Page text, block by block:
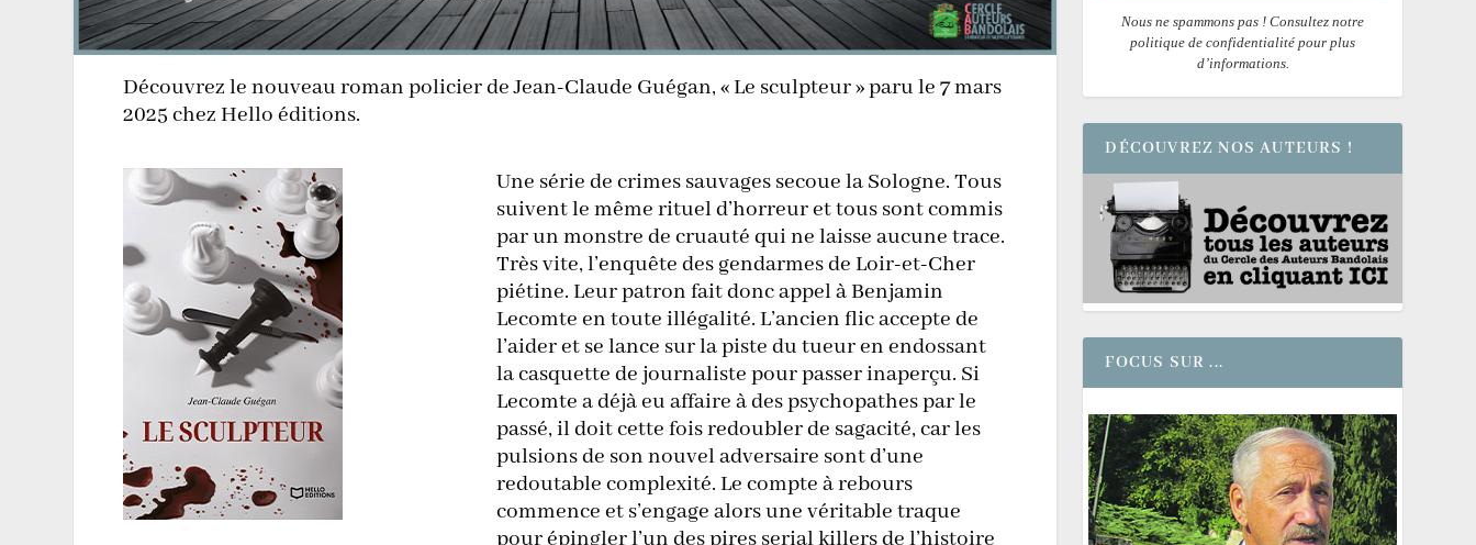
Découvrez le nouveau roman policier de Jean-Claude Guégan, « Le sculpteur » paru le 7 mars
2025 chez Hello éditions.
Une série de crimes sauvages secoue la Sologne. Tous
suivent le même rituel d’horreur et tous sont commis
par un monstre de cruauté qui ne laisse aucune trace.
Très vite, l’enquête des gendarmes de Loir-et-Cher
piétine. Leur patron fait donc appel à Benjamin
Lecomte en toute illégalité. L’ancien flic accepte de
l’aider et se lance sur la piste du tueur en endossant
la casquette de journaliste pour passer inaperçu. Si
Lecomte a déjà eu affaire à des psychopathes par le
passé, il doit cette fois redoubler de sagacité, car les
pulsions de son nouvel adversaire sont d’une
redoutable complexité. Le compte à rebours
commence et s’engage alors une véritable traque
pour épingler l’un des pires serial killers de l’histoire
Nous ne spammons pas ! Consultez notre
politique de confidentialité pour plus
d’informations.
DÉCOUVREZ NOS AUTEURS !
FOCUS SUR ...